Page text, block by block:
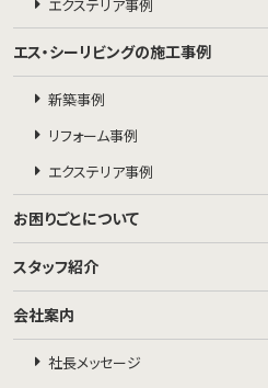
エクステリア事例
エス・シーリビングの施工事例
新築事例
リフォーム事例
エクステリア事例
お困りごとについて
スタッフ紹介
会社案内
社長メッセージ